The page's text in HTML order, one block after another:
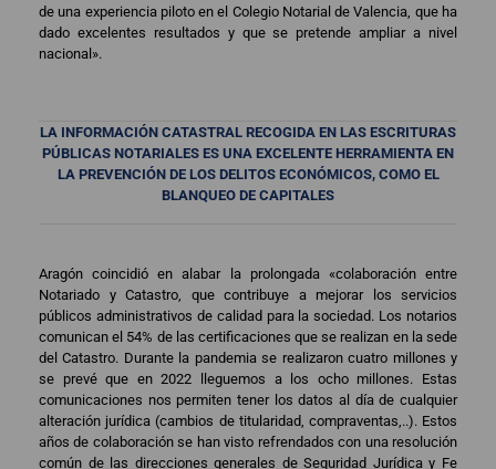
de una experiencia piloto en el Colegio Notarial de Valencia, que ha
dado excelentes resultados y que se pretende ampliar a nivel
nacional».
LA INFORMACIÓN CATASTRAL RECOGIDA EN LAS ESCRITURAS
PÚBLICAS NOTARIALES ES UNA EXCELENTE HERRAMIENTA EN
LA PREVENCIÓN DE LOS DELITOS ECONÓMICOS, COMO EL
BLANQUEO DE CAPITALES
Aragón coincidió en alabar la prolongada «colaboración entre
Notariado y Catastro, que contribuye a mejorar los servicios
públicos administrativos de calidad para la sociedad. Los notarios
comunican el 54% de las certificaciones que se realizan en la sede
del Catastro. Durante la pandemia se realizaron cuatro millones y
se prevé que en 2022 lleguemos a los ocho millones. Estas
comunicaciones nos permiten tener los datos al día de cualquier
alteración jurídica (cambios de titularidad, compraventas,..). Estos
años de colaboración se han visto refrendados con una resolución
común de las direcciones generales de Seguridad Jurídica y Fe